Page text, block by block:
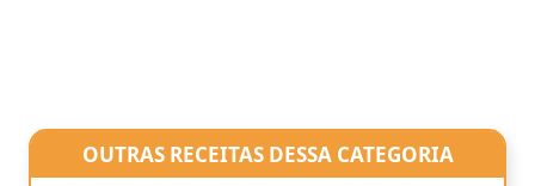
OUTRAS RECEITAS DESSA CATEGORIA